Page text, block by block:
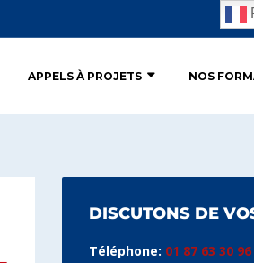
APPELS À PROJETS NOS
DISCUTONS DE
Téléphone: 01 87 63 30 96